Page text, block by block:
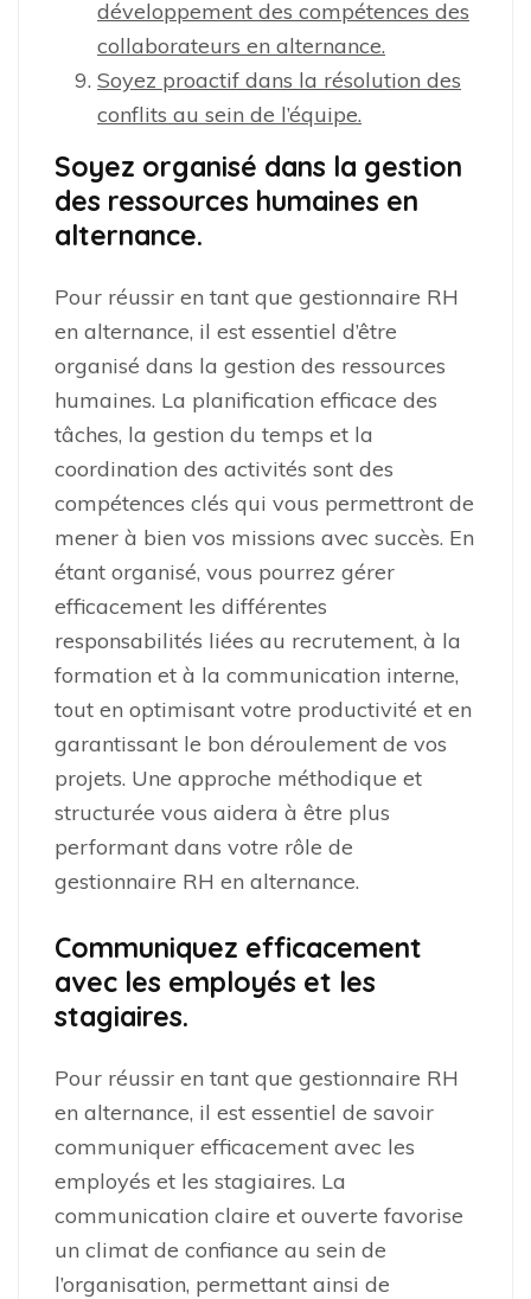
développement des compétences des
collaborateurs en alternance.
Soyez proactif dans la résolution des
conflits au sein de l’équipe.
Soyez organisé dans la gestion
des ressources humaines en
alternance.
Pour réussir en tant que gestionnaire RH
en alternance, il est essentiel d’être
organisé dans la gestion des ressources
humaines. La planification efficace des
tâches, la gestion du temps et la
coordination des activités sont des
compétences clés qui vous permettront de
mener à bien vos missions avec succès. En
étant organisé, vous pourrez gérer
efficacement les différentes
responsabilités liées au recrutement, à la
formation et à la communication interne,
tout en optimisant votre productivité et en
garantissant le bon déroulement de vos
projets. Une approche méthodique et
structurée vous aidera à être plus
performant dans votre rôle de
gestionnaire RH en alternance.
Communiquez efficacement
avec les employés et les
stagiaires.
Pour réussir en tant que gestionnaire RH
en alternance, il est essentiel de savoir
communiquer efficacement avec les
employés et les stagiaires. La
communication claire et ouverte favorise
un climat de confiance au sein de
l’organisation, permettant ainsi de